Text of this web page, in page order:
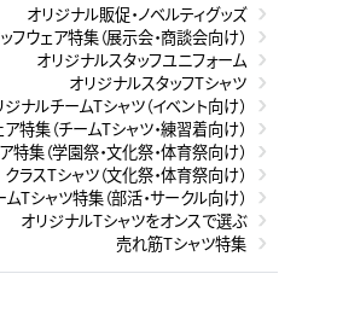
オリジナル販促・ノベルティグッズ
フウェア特集（展示会・商談会向け）
オリジナルスタッフユニフォーム
オリジナルスタッフTシャツ
ジナルチームTシャツ（イベント向け）
特集（チームTシャツ・練習着向け）
特集（学園祭・文化祭・体育祭向け）
クラスTシャツ（文化祭・体育祭向け）
ムTシャツ特集（部活・サークル向け）
オリジナルTシャツをオンスで選ぶ
売れ筋Tシャツ特集